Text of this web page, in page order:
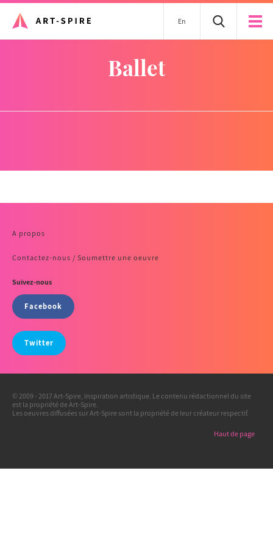
En
ballet
A propos
Contactez-nous / Soumettre une oeuvre
Suivez-nous
Facebook
Twitter
© 2009 - 2017 Art-Spire, Inspiration artistique. Le contenu rédactionnel du site
est la propriété de Art-Spire.
Les oeuvres diffusées sur Art-Spire sont la propriété de leur créateur respectif.
Haut de page